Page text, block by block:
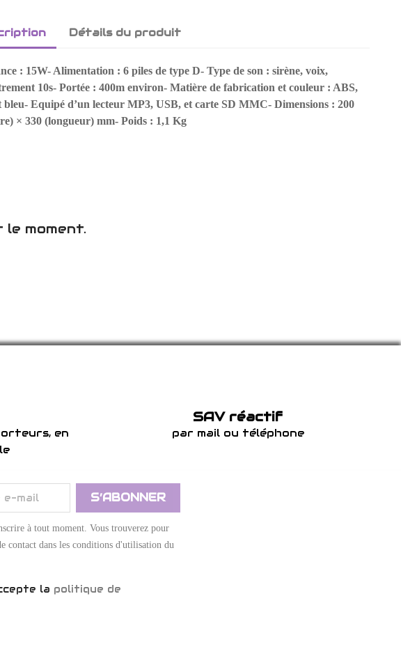
Détails du produit
: 15W- Alimentation : 6 piles de type D- Type de son : sirène, voix,
10s- Portée : 400m environ- Matière de fabrication et couleur : ABS,
bleu- Equipé d’un lecteur MP3, USB, et carte SD MMC- Dimensions : 200
× 330 (longueur) mm- Poids : 1,1 Kg
moment.
en
SAV réactif
par mail ou téléphone
à tout moment. Vous trouverez pour
contact dans les conditions d'utilisation du
la politique de